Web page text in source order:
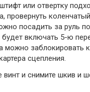
или отвертку
провернуть
посадить за руль
включать 5-ю
можно заблокировать
сцепления.
винт и снимите шкив и